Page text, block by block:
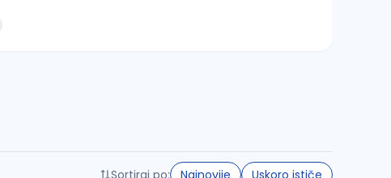
Sortiraj po: Najnovije Uskoro ističe